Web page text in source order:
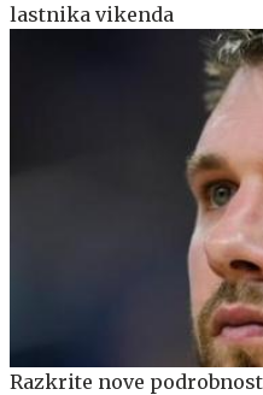
lastnika vikenda
Razkrite nove